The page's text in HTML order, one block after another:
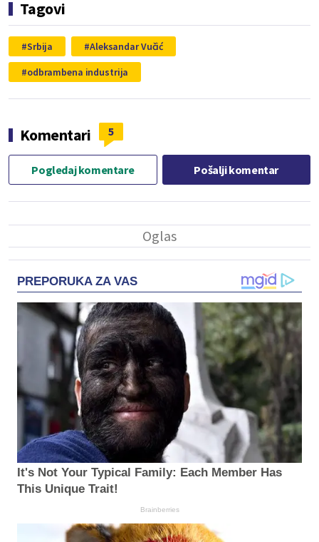
Tagovi
Srbija
Aleksandar Vučić
odbrambena industrija
Komentari 5
Pogledaj komentare Pošalji komentar
PREPORUKA ZA VAS
It's Not Your Typical Family: Each Member Has
This Unique Trait!
Brainberries